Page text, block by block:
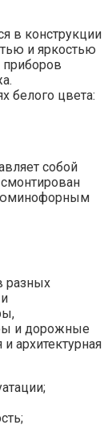
в конструкции
и яркостью
белого цвета:
собой
разных
и дорожные
архитектурная